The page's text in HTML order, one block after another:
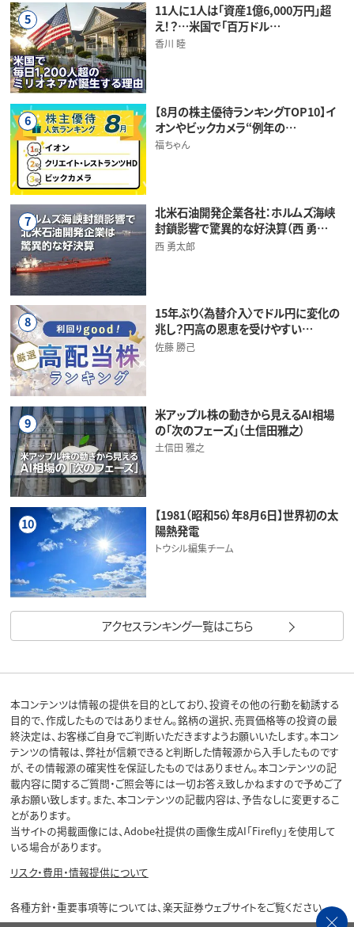
5
11人に1人は「資産1億6,000万円」超
え！？…米国で「百万ドル…
香川 睦
6
【8月の株主優待ランキングTOP10】イ
オンやビックカメラ“例年の…
福ちゃん
7
北米石油開発企業各社：ホルムズ海峡
封鎖影響で驚異的な好決算（西 勇…
西 勇太郎
8
15年ぶり〈為替介入〉でドル円に変化の
兆し？円高の恩恵を受けやすい…
佐藤 勝己
9
米アップル株の動きから見えるAI相場
の「次のフェーズ」（土信田雅之）
土信田 雅之
10
【1981（昭和56）年8月6日】世界初の太
陽熱発電
トウシル編集チーム
アクセスランキング一覧はこちら
本コンテンツは情報の提供を目的としており、投資その他の行動を勧誘する
目的で、作成したものではありません。銘柄の選択、売買価格等の投資の最
終決定は、お客様ご自身でご判断いただきますようお願いいたします。本コン
テンツの情報は、弊社が信頼できると判断した情報源から入手したものです
が、その情報源の確実性を保証したものではありません。本コンテンツの記
載内容に関するご質問・ご照会等には一切お答え致しかねますので予めご了
承お願い致します。また、本コンテンツの記載内容は、予告なしに変更するこ
とがあります。
当サイトの掲載画像には、Adobe社提供の画像生成AI「Firefly」を使用して
いる場合があります。
リスク・費用・情報提供について
各種方針・重要事項等については、楽天証券ウェブサイトをご覧ください。